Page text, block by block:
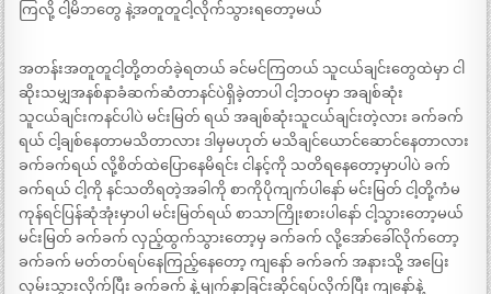
ကြလို့ ငါ့မိဘတွေ နဲ့အတူတူငါ့လိုက်သွားရတော့မယ်
အတန်းအတူတူငါ့တို့တတ်ခဲ့ရတယ် ခင်မင်ကြတယ် သူငယ်ချင်းတွေထဲမှာ ငါ
ဆိုးသမျှအနစ်နာခံဆက်ဆံတာနင်ပဲရှိခဲ့တာပါ ငါ့ဘဝမှာ အချစ်ဆုံး
သူငယ်ချင်းကနင်ပါပဲ မင်းမြတ် ရယ် အချစ်ဆုံးသူငယ်ချင်းတဲ့လား ခက်ခက်
ရယ် ငါ့ချစ်နေတာမသိတာလား ဒါမှမဟုတ် မသိချင်ယောင်ဆောင်နေတာလား
ခက်ခက်ရယ် လို့စိတ်ထဲပြောနေမိရင်း ငါနင့်ကို သတိရနေတော့မှာပါပဲ ခက်
ခက်ရယ် ငါ့ကို နင်သတိရတဲ့အခါကို စာကိုပိုကျက်ပါနော် မင်းမြတ် ငါ့တို့ကံမ
ကုန်ရင်ပြန်ဆုံအုံးမှာပါ မင်းမြတ်ရယ် စာသာကြိုးစားပါနော် ငါ့သွားတော့မယ်
မင်းမြတ် ခက်ခက် လှည့်ထွက်သွားတော့မှ ခက်ခက် လို့အော်ခေါ်လိုက်တော့
ခက်ခက် မတ်တပ်ရပ်နေကြည့်နေတော့ ကျနော် ခက်ခက် အနားသို့ အပြေး
လှမ်းသွားလိုက်ပြီး ခက်ခက် နဲ့ မျက်နှာခြင်းဆိုင်ရပ်လိုက်ပြီး ကျနော်နဲ့